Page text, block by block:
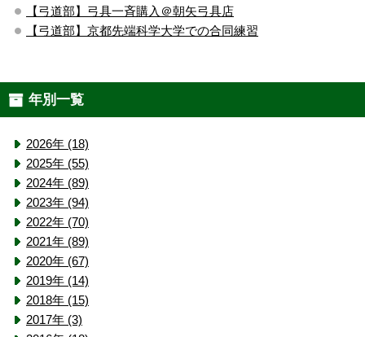
【弓道部】弓具一斉購入＠朝矢弓具店
【弓道部】京都先端科学大学での合同練習
年別一覧
2026年 (18)
2025年 (55)
2024年 (89)
2023年 (94)
2022年 (70)
2021年 (89)
2020年 (67)
2019年 (14)
2018年 (15)
2017年 (3)